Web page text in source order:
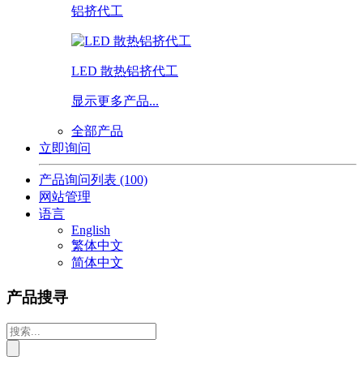
铝挤代工
LED 散热铝挤代工
显示更多产品...
全部产品
立即询问
产品询问列表 (100)
网站管理
语言
English
繁体中文
简体中文
产品搜寻